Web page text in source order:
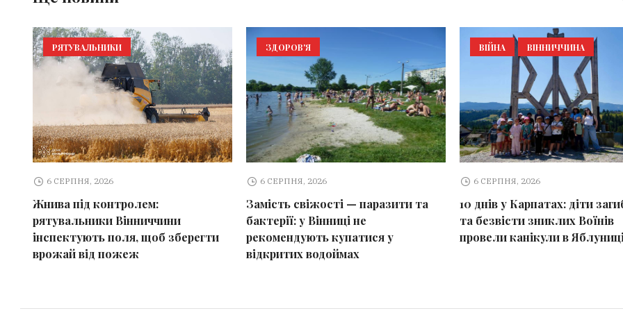
РЯТУВАЛЬНИКИ
6 СЕРПНЯ, 2026
Жнива під контролем:
рятувальники Вінниччини
інспектують поля, щоб зберегти
врожай від пожеж
ЗДОРОВ'Я
6 СЕРПНЯ, 2026
Замість свіжості — паразити та
бактерії: у Вінниці не
рекомендують купатися у
відкритих водоймах
ВІЙНА ВІННИЧЧИНА
6 СЕРПНЯ, 2026
10 днів у Карпатах: діти
та безвісти зниклих Воїнів
провели канікули в Яблуниці